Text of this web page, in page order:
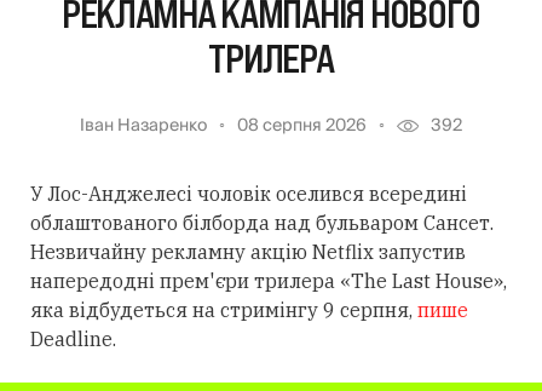
РЕКЛАМНА КАМПАНІЯ НОВОГО
ТРИЛЕРА
Іван Назаренко 08 серпня 2026 392
У Лос-Анджелесі чоловік оселився всередині
облаштованого білборда над бульваром Сансет.
Незвичайну рекламну акцію Netflix запустив
напередодні прем'єри трилера «The Last House»,
яка відбудеться на стримінгу 9 серпня, пише
Deadline.